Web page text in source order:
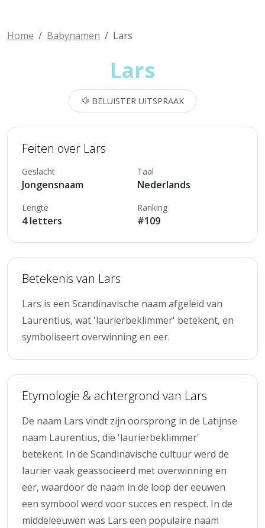
Home Babynamen Lars
Lars
BELUISTER UITSPRAAK
Feiten over Lars
Geslacht
Jongensnaam
Taal
Nederlands
Lengte
4 letters
Ranking
#109
Betekenis van Lars
Lars is een Scandinavische naam afgeleid van
Laurentius, wat 'laurierbeklimmer' betekent, en
symboliseert overwinning en eer.
Etymologie & achtergrond van Lars
De naam Lars vindt zijn oorsprong in de Latijnse
naam Laurentius, die 'laurierbeklimmer'
betekent. In de Scandinavische cultuur werd de
laurier vaak geassocieerd met overwinning en
eer, waardoor de naam in de loop der eeuwen
een symbool werd voor succes en respect. In de
middeleeuwen was Lars een populaire naam